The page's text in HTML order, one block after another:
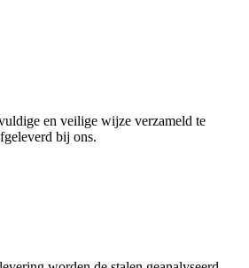
en veilige wijze verzameld te
bij ons.